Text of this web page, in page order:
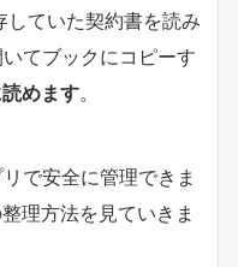
ていた契約書を読み
てブックにコピーす
めます。
で安全に管理できま
理方法を見ていきま